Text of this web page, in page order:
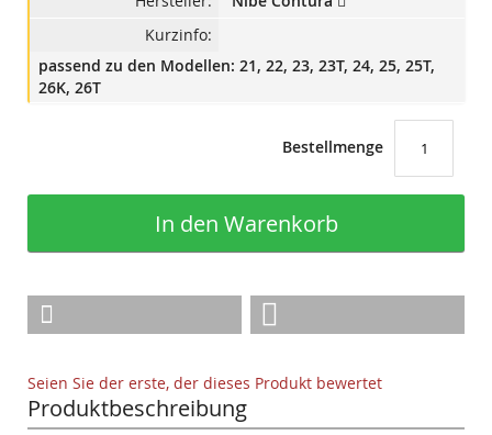
Kurzinfo:
passend zu den Modellen: 21, 22, 23, 23T, 24, 25, 25T,
26K, 26T
Bestellmenge
In den Warenkorb
Seien Sie der erste, der dieses Produkt bewertet
Produktbeschreibung